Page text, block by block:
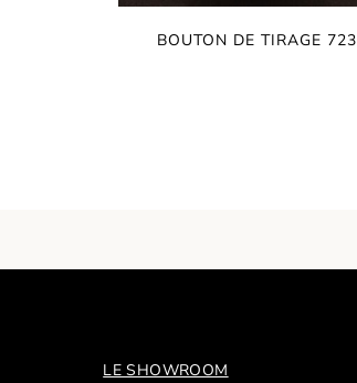
BOUTON DE TIRAGE 723
LE SHOWROOM